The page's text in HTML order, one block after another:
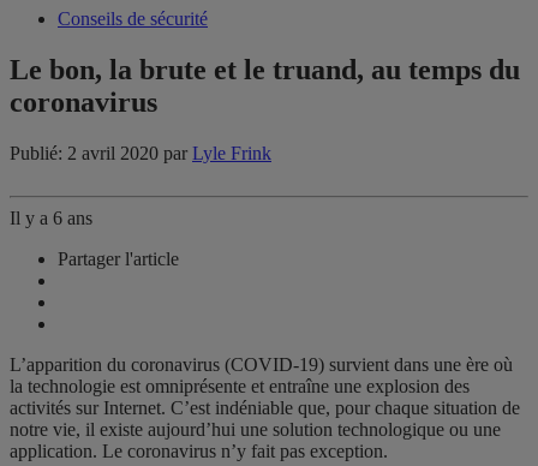
Conseils de sécurité
Le bon, la brute et le truand, au temps du
coronavirus
Publié: 2 avril 2020 par Lyle Frink
Il y a 6 ans
Partager l'article
L’apparition du coronavirus (COVID-19) survient dans une ère où
la technologie est omniprésente et entraîne une explosion des
activités sur Internet. C’est indéniable que, pour chaque situation de
notre vie, il existe aujourd’hui une solution technologique ou une
application. Le coronavirus n’y fait pas exception.